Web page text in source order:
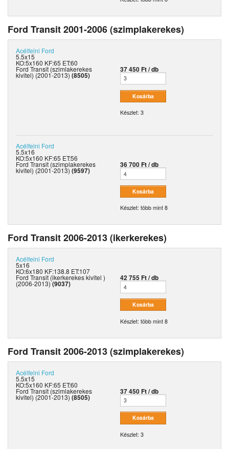
Ford Transit 2001-2006 (szimplakerekes)
Acélfelni Ford
5.5x15
KO:5x160 KF:65 ET:60
Ford Transit (szimlakerekes
kivitel) (2001-2013) (8505)
37 450 Ft / db
Készlet: 3
Acélfelni Ford
5.5x16
KO:5x160 KF:65 ET:56
Ford Transit (szimplakerekes
kivitel) (2001-2013) (9597)
36 700 Ft / db
Készlet: több mint 8
Ford Transit 2006-2013 (ikerkerekes)
Acélfelni Ford
5x16
KO:6x180 KF:138.8 ET:107
Ford Transit (ikerkerekes kivitel )
(2006-2013)(9037)
42 755 Ft / db
Készlet: több mint 8
Ford Transit 2006-2013 (szimplakerekes)
Acélfelni Ford
5.5x15
KO:5x160 KF:65 ET:60
Ford Transit (szimlakerekes
kivitel) (2001-2013) (8505)
37 450 Ft / db
Készlet: 3